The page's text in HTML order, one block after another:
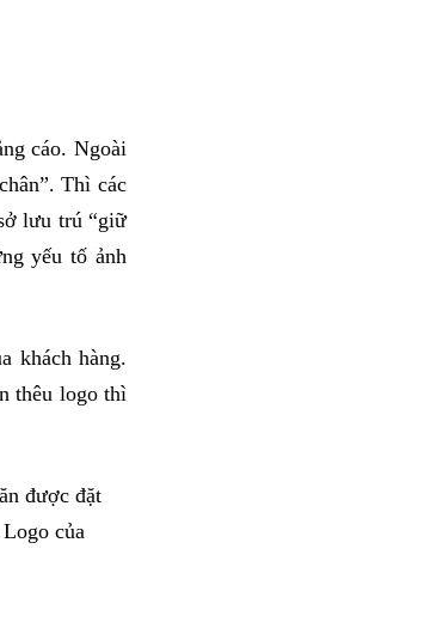
cáo. Ngoài
Thì các
lưu trú “giữ
yếu tố ảnh
khách hàng.
thêu logo thì
được đặt
của